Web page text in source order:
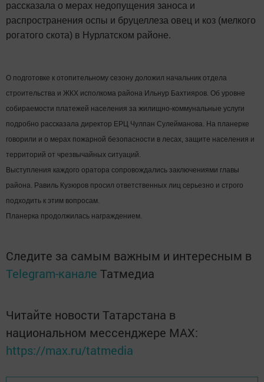
рассказала о мерах недопущения заноса и
распространения оспы и бруцеллеза овец и коз (мелкого
рогатого скота) в Нурлатском районе.
О подготовке к отопительному сезону доложил начальник отдела
строительства и ЖКХ исполкома района Ильнур Бахтияров. Об уровне
собираемости платежей населения за жилищно-коммунальные услуги
подробно рассказала директор ЕРЦ Чулпан Сулейманова. На планерке
говорили и о мерах пожарной безопасности в лесах, защите населения и
территорий от чрезвычайных ситуаций.
Выступления каждого оратора сопровождались заключениями главы
района. Равиль Кузюров просил ответственных лиц серьезно и строго
подходить к этим вопросам.
Планерка продолжилась награждением.
Следите за самым важным и интересным в
Telegram-канале Татмедиа
Читайте новости Татарстана в
национальном мессенджере MАХ:
https://max.ru/tatmedia